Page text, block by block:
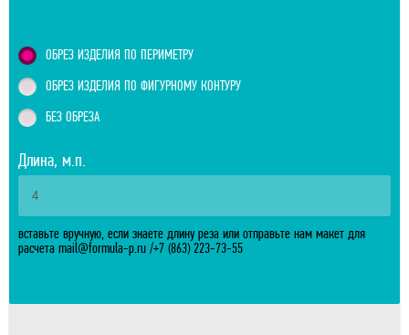
ОБРЕЗ ИЗДЕЛИЯ ПО ПЕРИМЕТРУ
ОБРЕЗ ИЗДЕЛИЯ ПО ФИГУРНОМУ КОНТУРУ
БЕЗ ОБРЕЗА
Длина, м.п.
вставьте вручную, если знаете длину реза или отправьте нам макет для
расчета mail@formula-p.ru /+7 (863) 223-73-55